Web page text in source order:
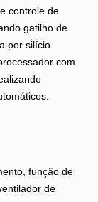
controle de
gatilho de
por silício.
com
função de
de